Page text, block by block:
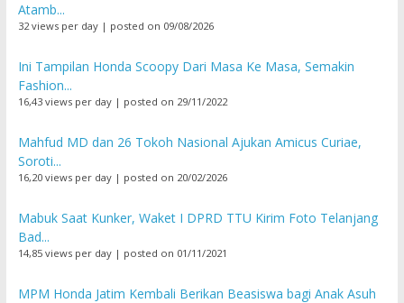
Atamb...
32 views per day| posted on 09/08/2026
Ini Tampilan Honda Scoopy Dari Masa Ke Masa, Semakin
Fashion...
16,43 views per day| posted on 29/11/2022
Mahfud MD dan 26 Tokoh Nasional Ajukan Amicus Curiae,
Soroti...
16,20 views per day| posted on 20/02/2026
Mabuk Saat Kunker, Waket I DPRD TTU Kirim Foto Telanjang
Bad...
14,85 views per day| posted on 01/11/2021
MPM Honda Jatim Kembali Berikan Beasiswa bagi Anak Asuh